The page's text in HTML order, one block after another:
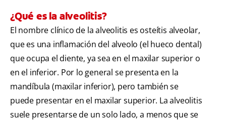
¿Qué es la alveolitis?
El nombre clínico de la alveolitis es osteítis alveolar,
que es una inflamación del alveolo (el hueco dental)
que ocupa el diente, ya sea en el maxilar superior o
en el inferior. Por lo general se presenta en la
mandíbula (maxilar inferior), pero también se
puede presentar en el maxilar superior. La alveolitis
suele presentarse de un solo lado, a menos que se